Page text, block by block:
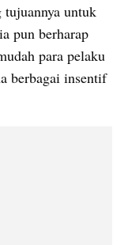
untuk
pun berharap
para pelaku
berbagai insentif